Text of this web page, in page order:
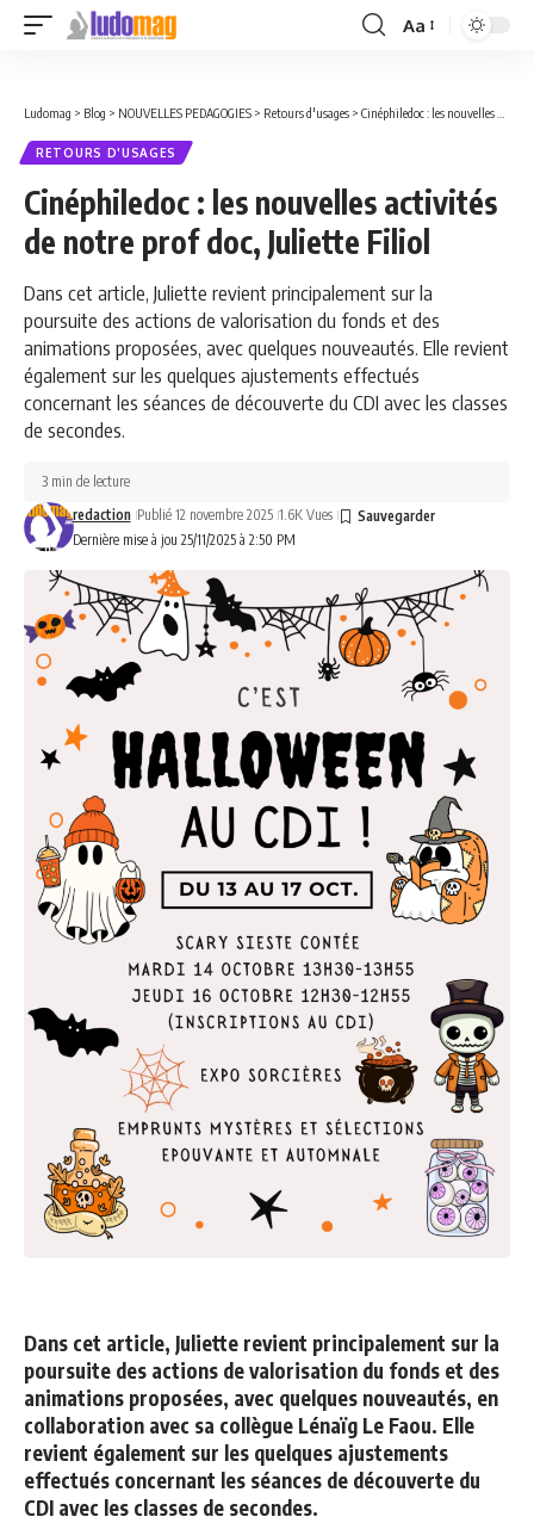
Font
Aa
Ludomag > Blog > NOUVELLES PEDAGOGIES > Retours d'usages > Cinéphiledoc : les nouvelles activités de notre prof doc, Juliette Filiol
RETOURS D'USAGES
Cinéphiledoc : les nouvelles activités
de notre prof doc, Juliette Filiol
Dans cet article, Juliette revient principalement sur la
poursuite des actions de valorisation du fonds et des
animations proposées, avec quelques nouveautés. Elle revient
également sur les quelques ajustements effectués
concernant les séances de découverte du CDI avec les classes
de secondes.
Dernière mise à jou 25/11/2025 à 2:50 PM
redaction Publié 12 novembre 2025 1.6K Vues
3 min de lecture
Dans cet article, Juliette revient principalement sur la
poursuite des actions de valorisation du fonds et des
animations proposées, avec quelques nouveautés, en
collaboration avec sa collègue Lénaïg Le Faou. Elle
revient également sur les quelques ajustements
effectués concernant les séances de découverte du
CDI avec les classes de secondes.